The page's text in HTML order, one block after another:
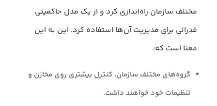
مختلف سازمان راه‌اندازی کرد و از یک مدل حاکمیتی
فدرالی برای مدیریت آن‌ها استفاده کرد. این به این
معنا است که:
گروه‌های مختلف سازمان، کنترل بیشتری روی مخازن و
تنظیمات خود خواهند داشت.